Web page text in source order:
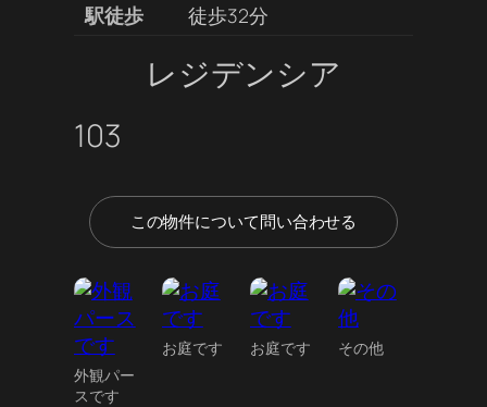
駅徒歩
徒歩32分
レジデンシア
103
この物件について問い合わせる
外観パー
スです
お庭です お庭です その他